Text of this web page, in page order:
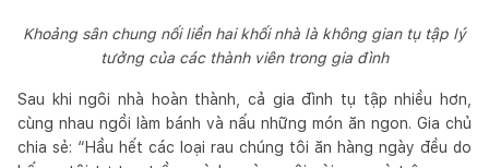
Khoảng sân chung nối liền hai khối nhà là không gian tụ tập lý
tưởng của các thành viên trong gia đình
Sau khi ngôi nhà hoàn thành, cả gia đình tụ tập nhiều hơn,
cùng nhau ngồi làm bánh và nấu những món ăn ngon. Gia chủ
chia sẻ: “Hầu hết các loại rau chúng tôi ăn hàng ngày đều do